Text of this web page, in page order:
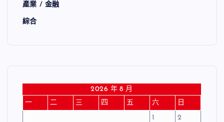
產業 / 金融
綜合
2026 年 8 月
一
二 三 四 五 六
日
1
2